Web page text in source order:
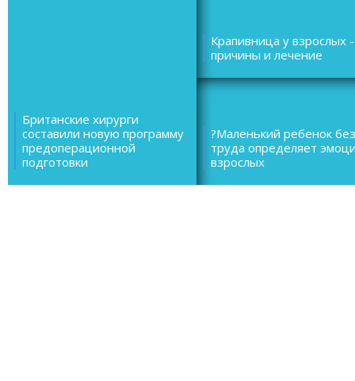
Британские хирурги
составили новую программу
предоперационной
подготовки
Крапивница у взрослых -
причины и лечение
?Маленький ребенок без
труда определяет
взрослых